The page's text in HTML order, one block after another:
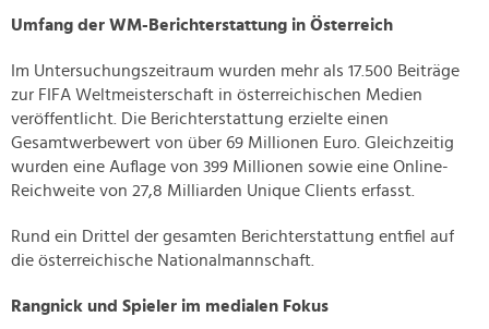
Umfang der WM-Berichterstattung in Österreich
Im Untersuchungszeitraum wurden mehr als 17.500 Beiträge
zur FIFA Weltmeisterschaft in österreichischen Medien
veröffentlicht. Die Berichterstattung erzielte einen
Gesamtwerbewert von über 69 Millionen Euro. Gleichzeitig
wurden eine Auflage von 399 Millionen sowie eine Online-
Reichweite von 27,8 Milliarden Unique Clients erfasst.
Rund ein Drittel der gesamten Berichterstattung entfiel auf
die österreichische Nationalmannschaft.
Rangnick und Spieler im medialen Fokus